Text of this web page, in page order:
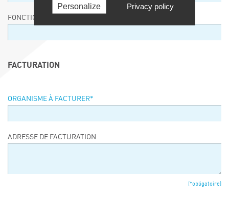
FONCTION
FACTURATION
ORGANISME À FACTURER*
ADRESSE DE FACTURATION
(*obligatoire)
Personalize Privacy policy